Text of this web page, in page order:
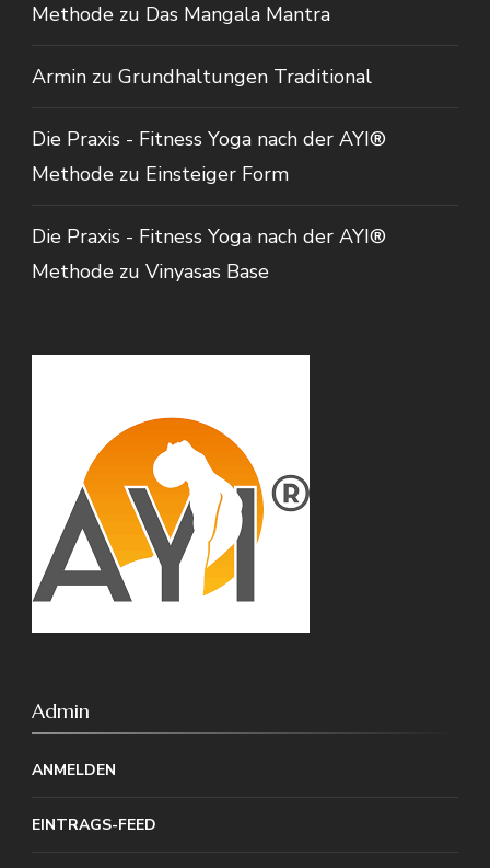
Methode zu Das Mangala Mantra
Armin zu Grundhaltungen Traditional
Die Praxis - Fitness Yoga nach der AYI®
Methode zu Einsteiger Form
Die Praxis - Fitness Yoga nach der AYI®
Methode zu Vinyasas Base
Admin
ANMELDEN
EINTRAGS-FEED